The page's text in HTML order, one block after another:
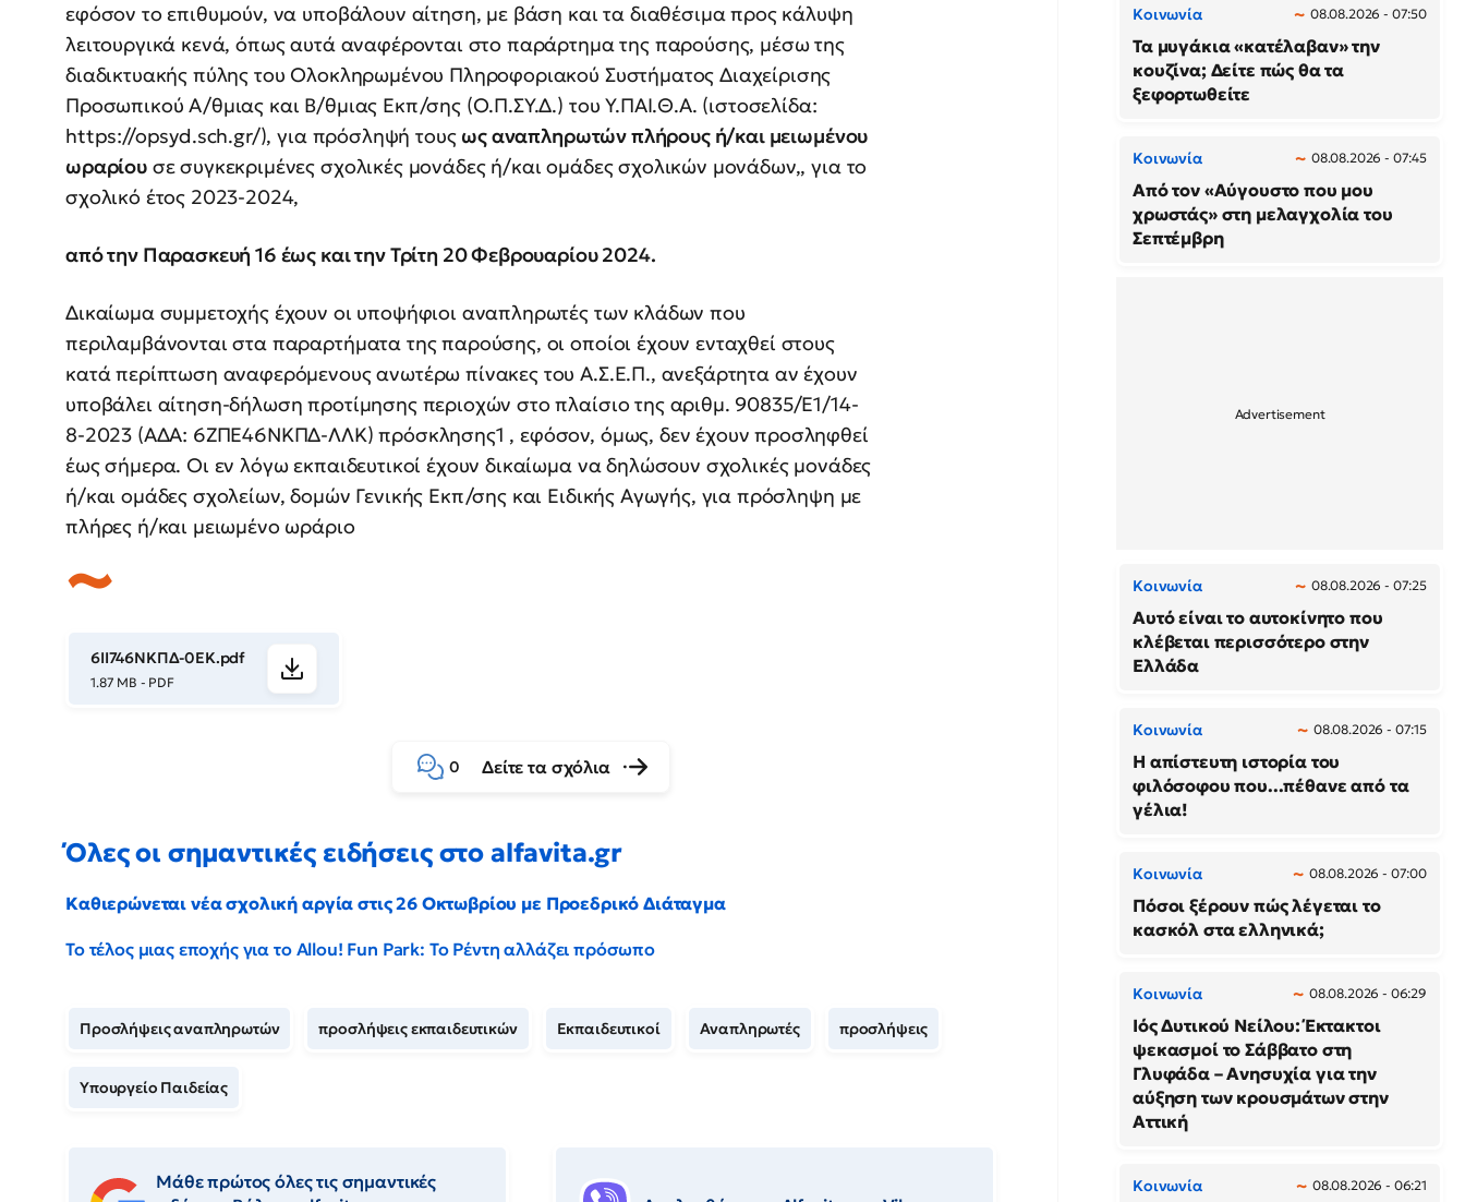
εφόσον το επιθυμούν, να υποβάλουν αίτηση, με βάση και τα διαθέσιμα προς κάλυψη
λειτουργικά κενά, όπως αυτά αναφέρονται στο παράρτημα της παρούσης, μέσω της
διαδικτυακής πύλης του Ολοκληρωμένου Πληροφοριακού Συστήματος Διαχείρισης
Προσωπικού Α/θμιας και Β/θμιας Εκπ/σης (Ο.Π.ΣΥ.Δ.) του Υ.ΠΑΙ.Θ.Α. (ιστοσελίδα:
https://opsyd.sch.gr/), για πρόσληψή τους ως αναπληρωτών πλήρους ή/και μειωμένου
ωραρίουσε συγκεκριμένες σχολικές μονάδες ή/και ομάδες σχολικών μονάδων,, για το
σχολικό έτος 2023-2024,
από την Παρασκευή 16 έως και την Τρίτη 20 Φεβρουαρίου 2024.
Δικαίωμα συμμετοχής έχουν οι υποψήφιοι αναπληρωτές των κλάδων που
περιλαμβάνονται στα παραρτήματα της παρούσης, οι οποίοι έχουν ενταχθεί στους
κατά περίπτωση αναφερόμενους ανωτέρω πίνακες του Α.Σ.Ε.Π., ανεξάρτητα αν έχουν
υποβάλει αίτηση-δήλωση προτίμησης περιοχών στο πλαίσιο της αριθμ. 90835/Ε1/14-
8-2023 (ΑΔΑ: 6ΖΠΕ46ΝΚΠΔ-ΛΛΚ) πρόσκλησης1 , εφόσον, όμως, δεν έχουν προσληφθεί
έως σήμερα. Οι εν λόγω εκπαιδευτικοί έχουν δικαίωμα να δηλώσουν σχολικές μονάδες
ή/και ομάδες σχολείων, δομών Γενικής Εκπ/σης και Ειδικής Αγωγής, για πρόσληψη με
πλήρες ή/και μειωμένο ωράριο
6ΙΙ746ΝΚΠΔ-0ΕΚ.pdf
1.87 MB - PDF
0 Δείτε τα σχόλια
Όλες οι σημαντικές ειδήσεις στο alfavita.gr
Καθιερώνεται νέα σχολική αργία στις 26 Οκτωβρίου με Προεδρικό Διάταγμα
Το τέλος μιας εποχής για το Allou! Fun Park: Το Ρέντη αλλάζει πρόσωπο
Προσλήψεις αναπληρωτών προσλήψεις εκπαιδευτικών Εκπαιδευτικοί Αναπληρωτές προσλήψεις
Υπουργείο Παιδείας
Μάθε πρώτος όλες τις σημαντικές
Κοινωνία 08.08.2026 - 07:50
Τα μυγάκια «κατέλαβαν» την
κουζίνα; Δείτε πώς θα τα
ξεφορτωθείτε
Κοινωνία 08.08.2026 - 07:45
Από τον «Αύγουστο που μου
χρωστάς» στη μελαγχολία του
Σεπτέμβρη
Κοινωνία 08.08.2026 - 07:25
Αυτό είναι το αυτοκίνητο που
κλέβεται περισσότερο στην
Ελλάδα
Κοινωνία 08.08.2026 - 07:15
Η απίστευτη ιστορία του
φιλόσοφου που...πέθανε από τα
γέλια!
Κοινωνία 08.08.2026 - 07:00
Πόσοι ξέρουν πώς λέγεται το
κασκόλ στα ελληνικά;
Κοινωνία 08.08.2026 - 06:29
Ιός Δυτικού Νείλου: Έκτακτοι
ψεκασμοί το Σάββατο στη
Γλυφάδα – Ανησυχία για την
αύξηση των κρουσμάτων στην
Αττική
Κοινωνία 08.08.2026 - 06:21